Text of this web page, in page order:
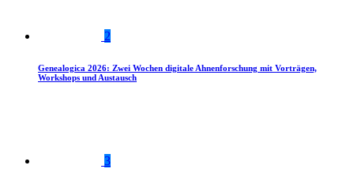
2
Genealogica 2026: Zwei Wochen digitale Ahnenforschung mit Vorträgen,
Workshops und Austausch
3